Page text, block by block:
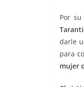
Por
darle
para
mujer